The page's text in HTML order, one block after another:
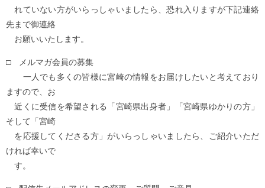
れていない方がいらっしゃいましたら、恐れ入りますが下記連絡
先まで御連絡
お願いいたします。
□ メルマガ会員の募集
一人でも多くの皆様に宮崎の情報をお届けしたいと考えており
ますので、お
近くに受信を希望される「宮崎県出身者」「宮崎県ゆかりの方」
そして「宮崎
を応援してくださる方」がいらっしゃいましたら、ご紹介いただ
ければ幸いで
す。